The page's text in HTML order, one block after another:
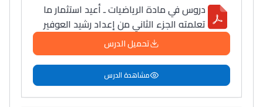
دروس في مادة الرياضيات ـ أعيد استثمار ما
تعلمته الجزء الثاني من إعداد رشيد العوفير
تحميل الدرس
مشاهدة الدرس